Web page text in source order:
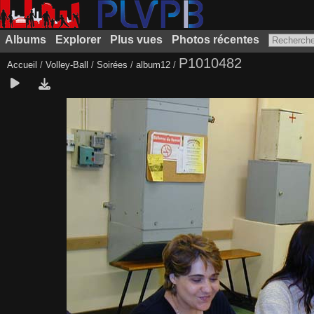
Albums Explorer Plus vues Photos récentes
Accueil / Volley-Ball / Soirées / album12 / P1010482